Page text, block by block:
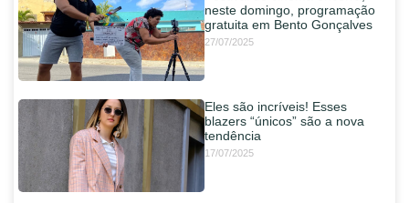
neste domingo, programação
gratuita em Bento Gonçalves
27/07/2025
Eles são incríveis! Esses
blazers “únicos” são a nova
tendência
17/07/2025